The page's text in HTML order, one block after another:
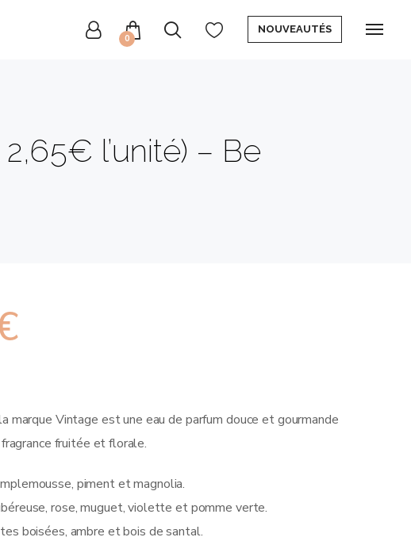
0
NOUVEAUTÉS
l’unité) – Be
marque Vintage est une eau de parfum douce et gourmande
fruitée et florale.
piment et magnolia.
rose, muguet, violette et pomme verte.
boisées, ambre et bois de santal.